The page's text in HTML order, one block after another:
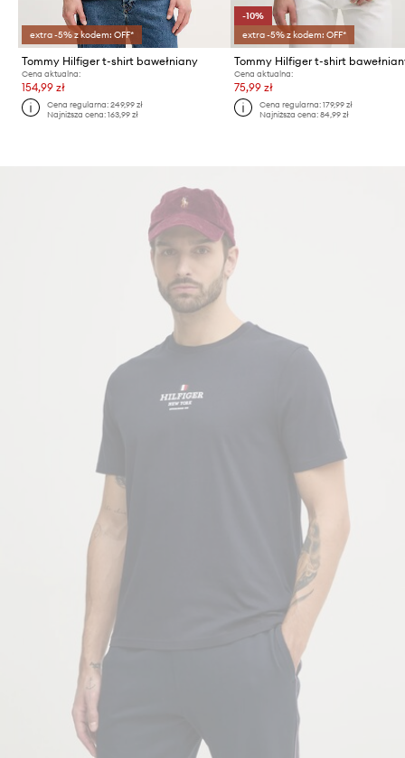
extra -5% z kodem: OFF*
Tommy Hilfiger t-shirt bawełniany
Cena aktualna:
154,99 zł
Cena regularna:249,99 zł
Najniższa cena:163,99 zł
-10%
extra -5% z kodem: OFF*
Tommy Hilfiger t-shirt
Cena aktualna:
75,99 zł
Cena regularna: 179,99 zł
Najniższa cena: 84,99 zł